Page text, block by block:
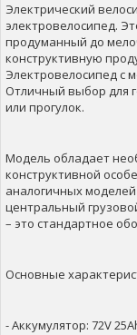
Электрический
электровелосипед.
продуманный до
конструктивную
Электровелосипед с
Отличный выбор для
или прогулок.
Модель обладает
конструктивной
аналогичных
центральный
– это стандартное
Основные
- Аккумулятор: 72V